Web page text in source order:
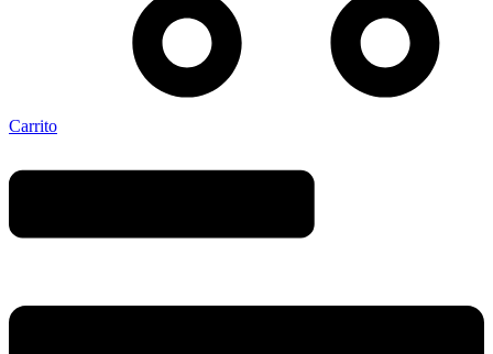
Carrito